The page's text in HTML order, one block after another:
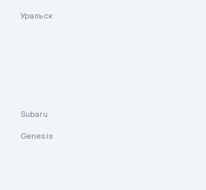
Уральск
Subaru
Genesis